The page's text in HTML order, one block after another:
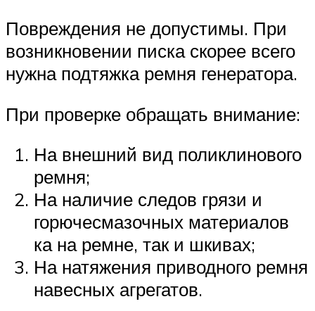
Повреждения не допустимы. При
возникновении писка скорее всего
нужна подтяжка ремня генератора.
При проверке обращать внимание:
На внешний вид поликлинового
ремня;
На наличие следов грязи и
горючесмазочных материалов
ка на ремне, так и шкивах;
На натяжения приводного ремня
навесных агрегатов.